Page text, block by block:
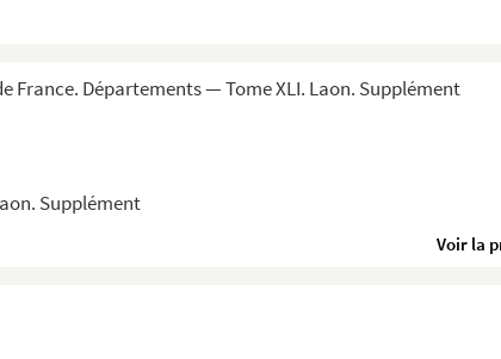
France. Départements — Tome XLI. Laon. Supplément
Supplément